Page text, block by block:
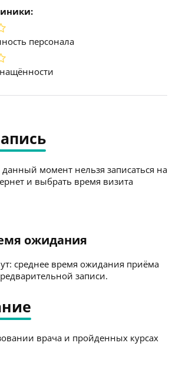
персонала
данный момент нельзя записаться на
и выбрать время визита
ожидания
среднее время ожидания приёма
записи.
врача и пройденных курсах